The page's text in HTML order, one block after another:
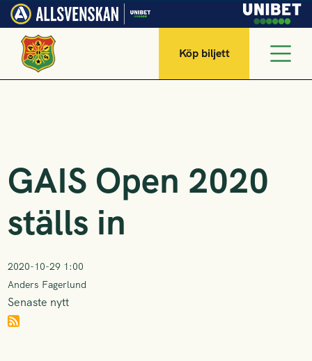
Köp biljett
GAIS Open 2020
ställs in
2020-10-29 1:00
Anders Fagerlund
Senaste nytt